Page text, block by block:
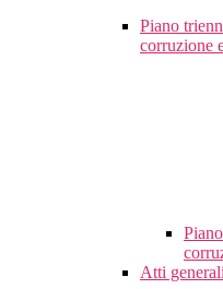
Piano
corruzione
Atti generali